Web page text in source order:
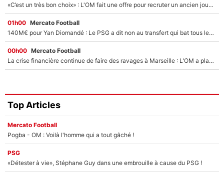
«C’est un très bon choix» : L'OM fait une offre pour recruter un ancien joueur du PSG... et c'est validé dans l'After Foot !
01h00 Mercato Football
140M€ pour Yan Diomandé : Le PSG a dit non au transfert qui bat tous les records sur le mercato
00h00 Mercato Football
La crise financière continue de faire des ravages à Marseille : L’OM a placé 12 joueurs sur le marché des transferts… et ça pourrait lui rapporter près de 100M€ !
Top Articles
Mercato Football
Pogba - OM : Voilà l'homme qui a tout gâché !
PSG
«Détester à vie», Stéphane Guy dans une embrouille à cause du PSG !